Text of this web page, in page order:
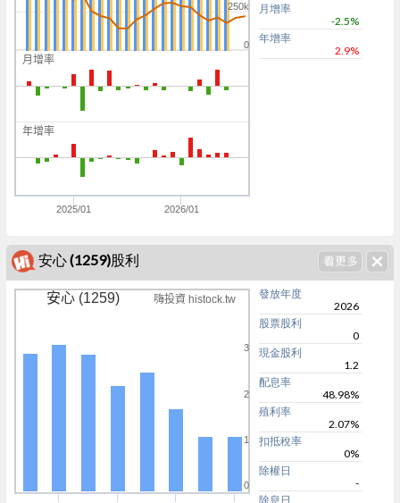
月增率
年增率
2025/01 2026/01
0
250k
月增率
-2.5%
年增率
2.9%
安心 (1259)股利
安心 (1259) 嗨投資 histock.tw
0
1
2
3
發放年度
2026
股票股利
0
現金股利
1.2
配息率
48.98%
殖利率
2.07%
扣抵稅率
0%
除權日
-
除息日